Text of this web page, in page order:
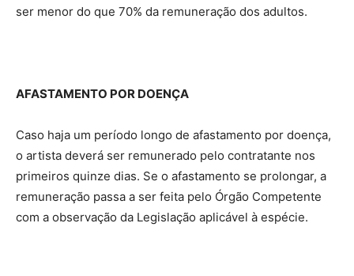
ser menor do que 70% da remuneração dos adultos.
AFASTAMENTO POR DOENÇA
Caso haja um período longo de afastamento por doença,
o artista deverá ser remunerado pelo contratante nos
primeiros quinze dias. Se o afastamento se prolongar, a
remuneração passa a ser feita pelo Órgão Competente
com a observação da Legislação aplicável à espécie.